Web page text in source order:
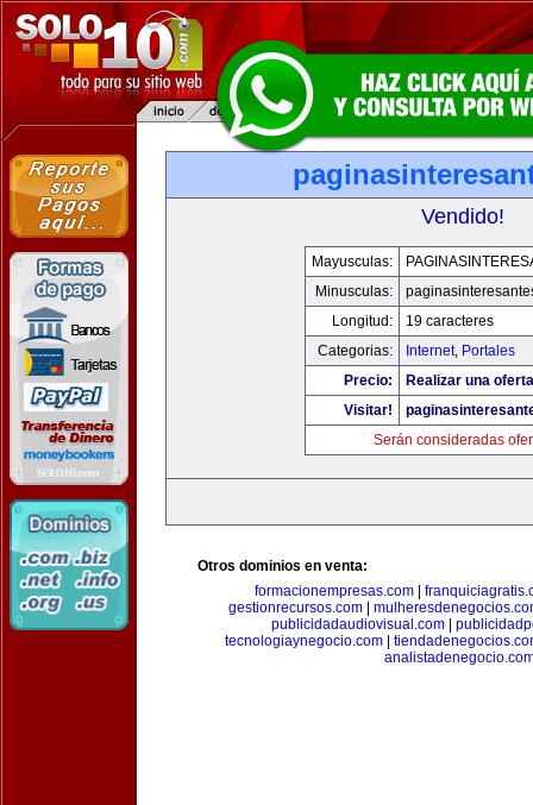
Vendido!
Mayusculas:
Minusculas:
Longitud:
19 caracteres
Categorias:
Internet, Portales
Precio:
Realizar una
Visitar!
Serán consideradas
Otros dominios en venta:
formacionempresas.com|
gestionrecursos.com|
publicidadaudiovisual.com|
tecnologiaynegocio.com